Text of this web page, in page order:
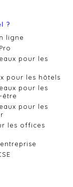
?
ligne
pour les
pour les hôtels
pour les
être
pour les
les offices